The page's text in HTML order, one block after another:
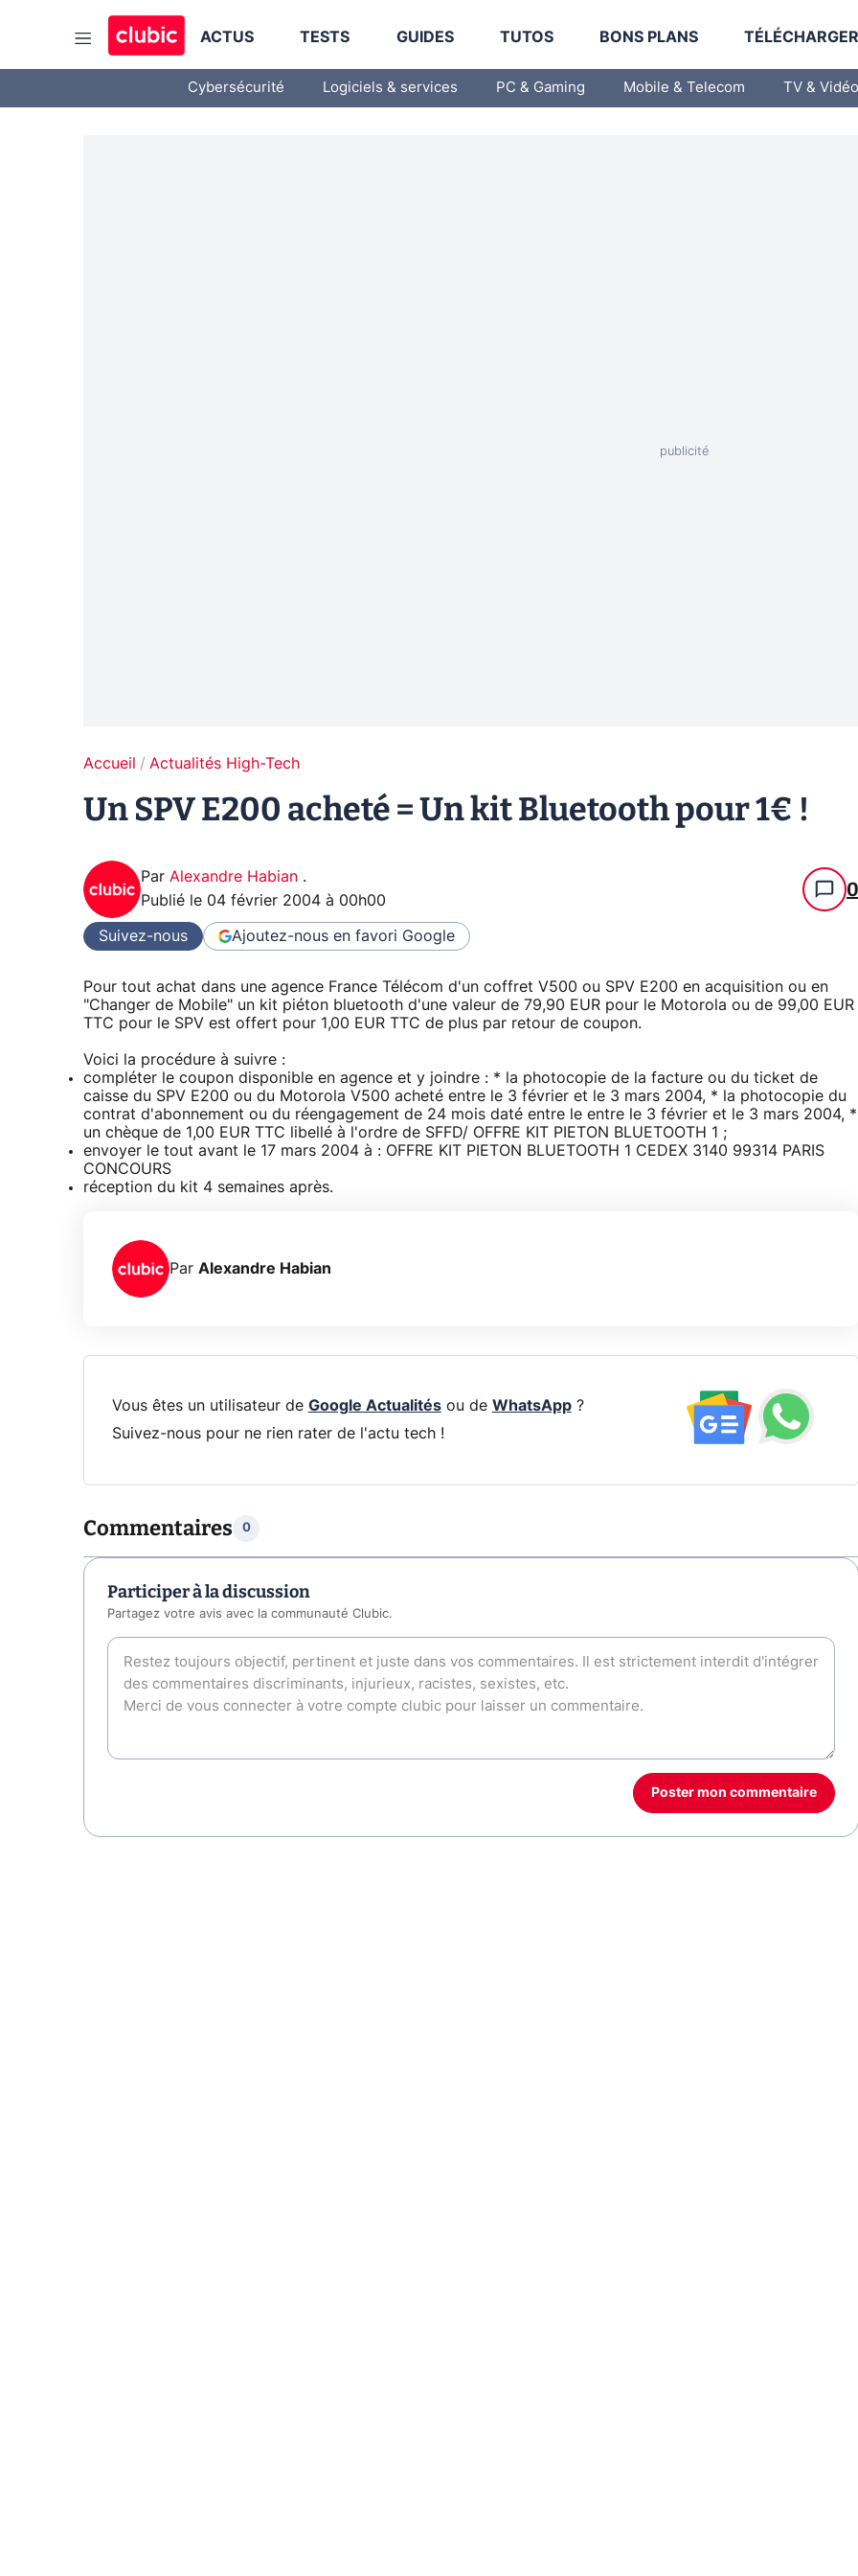
ACTUS TESTS GUIDES TUTOS BONS PLANS
Cybersécurité Logiciels & services PC & Gaming Mobile & Telecom TV & Vidéo
Accueil Actualités High-Tech
Un SPV E200 acheté = Un kit Bluetooth pour 1€ !
Par Alexandre Habian .
Publié le 04 février 2004 à 00h00 0
Suivez-nous Ajoutez-nous en favori Google
Pour tout achat dans une agence France Télécom d'un coffret V500 ou SPV E200 en acquisition ou en
"Changer de Mobile" un kit piéton bluetooth d'une valeur de 79,90 EUR pour le Motorola ou de 99,00 EUR
TTC pour le SPV est offert pour 1,00 EUR TTC de plus par retour de coupon.
Voici la procédure à suivre :
compléter le coupon disponible en agence et y joindre : * la photocopie de la facture ou du ticket de
caisse du SPV E200 ou du Motorola V500 acheté entre le 3 février et le 3 mars 2004, * la photocopie du
contrat d'abonnement ou du réengagement de 24 mois daté entre le entre le 3 février et le 3 mars 2004, *
un chèque de 1,00 EUR TTC libellé à l'ordre de SFFD/ OFFRE KIT PIETON BLUETOOTH 1 ;
envoyer le tout avant le 17 mars 2004 à : OFFRE KIT PIETON BLUETOOTH 1 CEDEX 3140 99314 PARIS
CONCOURS
réception du kit 4 semaines après.
Par Alexandre Habian
Vous êtes un utilisateur de Google Actualitésou de WhatsApp?
Suivez-nous pour ne rien rater de l'actu tech !
Commentaires 0
Participer à la discussion
Partagez votre avis avec la communauté Clubic.
Poster mon commentaire